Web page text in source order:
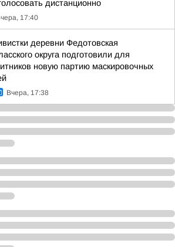
дистанционно
17:40
деревни Федотовская
округа подготовили для
новую партию маскировочных
Вчера, 17:38